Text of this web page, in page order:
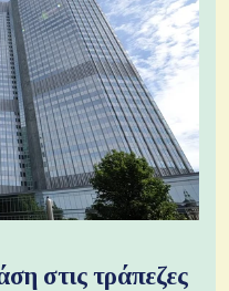
στις τράπεζες